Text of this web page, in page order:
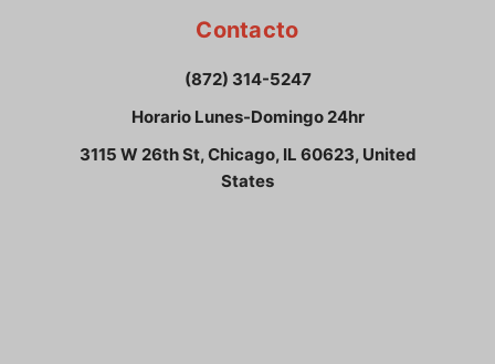
Contacto
(872) 314-5247
Horario Lunes-Domingo 24hr
3115 W 26th St, Chicago, IL 60623, United
States